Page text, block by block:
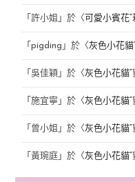
「 許小姐 」於〈 可愛小賓花
「 pigding 」於〈灰色小花貓
「 吳佳穎 」於〈灰色小花貓“
「 施宜寧 」於〈灰色小花貓“
「 曾小姐 」於〈灰色小花貓“
「 黃琬庭」於〈灰色小花貓“